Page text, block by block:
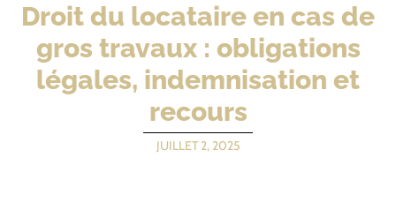
Droit du locataire en cas de
gros travaux : obligations
légales, indemnisation et
recours
JUILLET 2, 2025